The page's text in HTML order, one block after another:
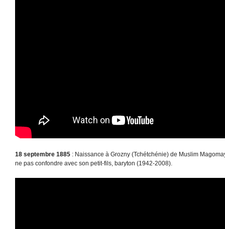
18 septembre 1885 : Naissance à Grozny (Tchétchénie) de Muslim
ne pas confondre avec son petit-fils, baryton (1942-2008).